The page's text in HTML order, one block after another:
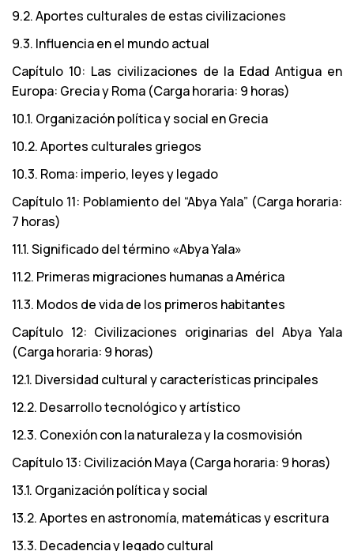
9.2. Aportes culturales de estas civilizaciones
9.3. Influencia en el mundo actual
Capítulo 10: Las civilizaciones de la Edad Antigua en
Europa: Grecia y Roma (Carga horaria: 9 horas)
10.1. Organización política y social en Grecia
10.2. Aportes culturales griegos
10.3. Roma: imperio, leyes y legado
Capítulo 11: Poblamiento del “Abya Yala” (Carga horaria:
7 horas)
11.1. Significado del término «Abya Yala»
11.2. Primeras migraciones humanas a América
11.3. Modos de vida de los primeros habitantes
Capítulo 12: Civilizaciones originarias del Abya Yala
(Carga horaria: 9 horas)
12.1. Diversidad cultural y características principales
12.2. Desarrollo tecnológico y artístico
12.3. Conexión con la naturaleza y la cosmovisión
Capítulo 13: Civilización Maya (Carga horaria: 9 horas)
13.1. Organización política y social
13.2. Aportes en astronomía, matemáticas y escritura
13.3. Decadencia y legado cultural